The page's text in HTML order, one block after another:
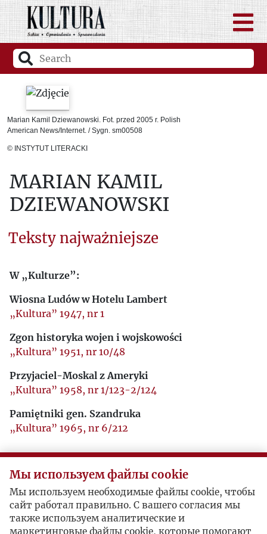
Marian Kamil Dziewanowski. Fot. przed 2005 r. Polish
American News/Internet. / Sygn. sm00508
© INSTYTUT LITERACKI
MARIAN KAMIL
DZIEWANOWSKI
Teksty najważniejsze
W „Kulturze”:
Wiosna Ludów w Hotelu Lambert
„Kultura” 1947, nr 1
Zgon historyka wojen i wojskowości
„Kultura” 1951, nr 10/48
Przyjaciel-Moskal z Ameryki
„Kultura” 1958, nr 1/123-2/124
Pamiętniki gen. Szandruka
„Kultura” 1965, nr 6/212
W „Zeszytach Historycznych”:
Nowe spojrzenie na historię Europy
„Zeszyty Historyczne” 1998, nr 125
Wybitni ludzie o jakich otarłem się
Мы используем файлы cookie
Мы используем необходимые файлы cookie, чтобы
сайт работал правильно. С вашего согласия мы
также используем аналитические и
маркетинговые файлы cookie, которые помогают